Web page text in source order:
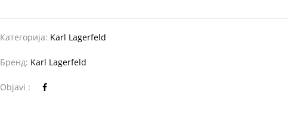
Категорија: Karl Lagerfeld
Бренд: Karl Lagerfeld
Objavi :